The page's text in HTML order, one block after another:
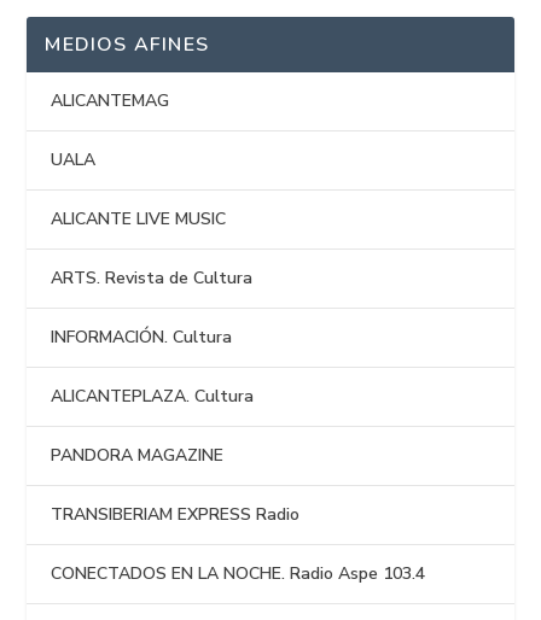
MEDIOS AFINES
ALICANTEMAG
UALA
ALICANTE LIVE MUSIC
ARTS. Revista de Cultura
INFORMACIÓN. Cultura
ALICANTEPLAZA. Cultura
PANDORA MAGAZINE
TRANSIBERIAM EXPRESS Radio
CONECTADOS EN LA NOCHE. Radio Aspe 103.4